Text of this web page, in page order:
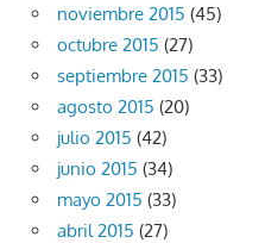
noviembre 2015 (45)
octubre 2015 (27)
septiembre 2015 (33)
agosto 2015 (20)
julio 2015 (42)
junio 2015 (34)
mayo 2015 (33)
abril 2015 (27)